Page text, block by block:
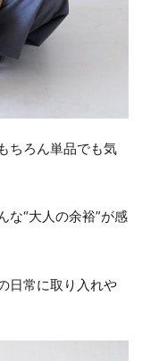
ちろん単品でも気
な“大人の余裕”が感
日常に取り入れや